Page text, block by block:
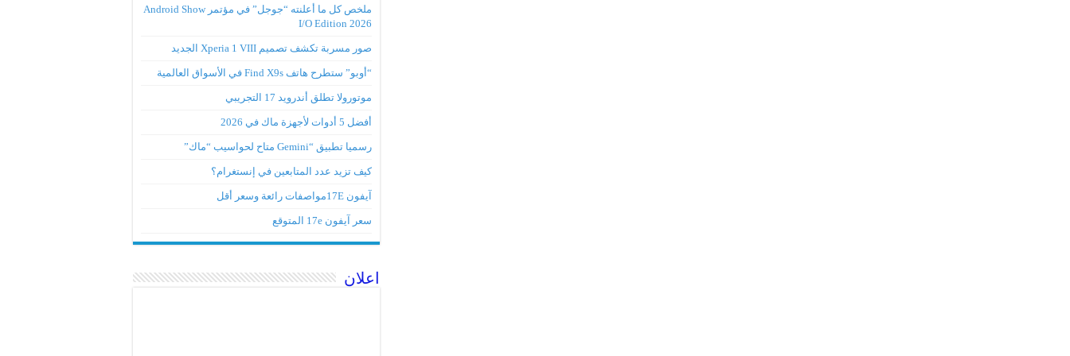
ملخص كل ما أعلنته “جوجل” في مؤتمر Android Show
I/O Edition 2026
صور مسربة تكشف تصميم Xperia 1 VIII الجديد
“أوبو” ستطرح هاتف Find X9s في الأسواق العالمية
موتورولا تطلق أندرويد 17 التجريبي
أفضل 5 أدوات لأجهزة ماك في 2026
رسميا تطبيق “Gemini متاح لحواسيب “ماك”
كيف تزيد عدد المتابعين في إنستغرام؟
آيفون 17Eمواصفات رائعة وسعر أقل
سعر آيفون 17e المتوقع
اعلان